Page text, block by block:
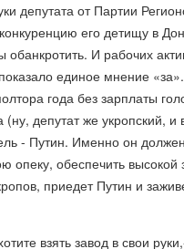
депутата от Партии
его детищу в
обанкротить. И рабочих
единое мнение
года без зарплаты
(ну, депутат же укропский,
- Путин. Именно он
опеку, обеспечить
приедет Путин и
взять завод в свои